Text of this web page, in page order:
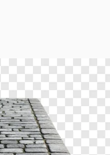
de IA
de
Começar